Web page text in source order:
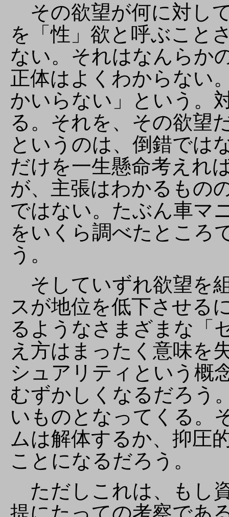
その欲望が何に対し
を「性」欲と呼ぶこと
ない。それはなんらか
正体はよくわからない
かいらない」という。
る。それを、その欲望
というのは、倒錯では
だけを一生懸命考えれ
が、主張はわかるもの
ではない。たぶん車マ
をいくら調べたところ
う。
そしていずれ欲望を
スが地位を低下させる
るようなさまざまな「
え方はまったく意味を
シュアリティという概
むずかしくなるだろう
いものとなってくる。
ムは解体するか、抑圧
ことになるだろう。
ただしこれは、もし
提にたっての考察であ